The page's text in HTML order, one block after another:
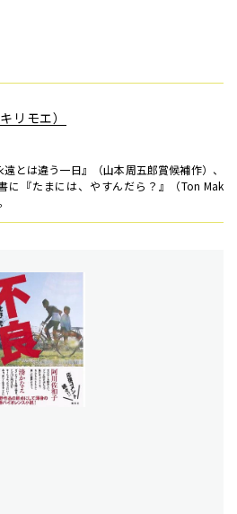
リモエ）
とは違う一日』（山本周五郎賞候補作）、
に『たまには、やすんだら？』（Ton Mak